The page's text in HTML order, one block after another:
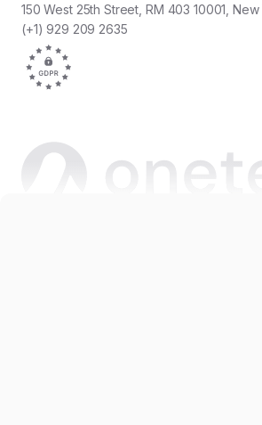
150 West 25th Street, RM 403 10001,
(+1) 929 209 2635